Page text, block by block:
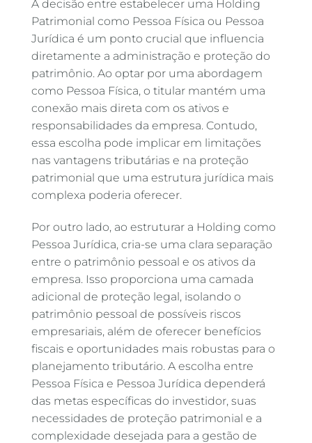
A decisão entre estabelecer uma Holding
Patrimonial como Pessoa Física ou Pessoa
Jurídica é um ponto crucial que influencia
diretamente a administração e proteção do
patrimônio. Ao optar por uma abordagem
como Pessoa Física, o titular mantém uma
conexão mais direta com os ativos e
responsabilidades da empresa. Contudo,
essa escolha pode implicar em limitações
nas vantagens tributárias e na proteção
patrimonial que uma estrutura jurídica mais
complexa poderia oferecer.
Por outro lado, ao estruturar a Holding como
Pessoa Jurídica, cria-se uma clara separação
entre o patrimônio pessoal e os ativos da
empresa. Isso proporciona uma camada
adicional de proteção legal, isolando o
patrimônio pessoal de possíveis riscos
empresariais, além de oferecer benefícios
fiscais e oportunidades mais robustas para o
planejamento tributário. A escolha entre
Pessoa Física e Pessoa Jurídica dependerá
das metas específicas do investidor, suas
necessidades de proteção patrimonial e a
complexidade desejada para a gestão de